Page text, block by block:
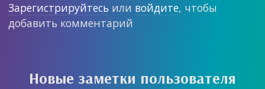
Зарегистрируйтесь или войдите, чтобы
добавить комментарий
Новые заметки пользователя